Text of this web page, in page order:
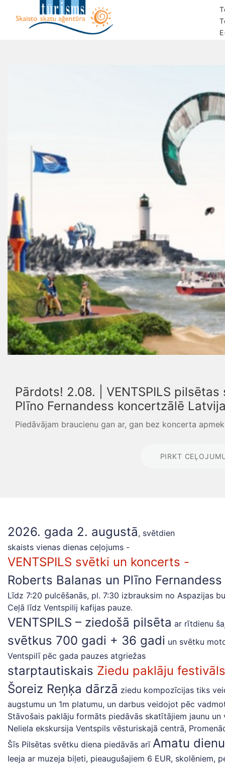
Pārdots! 2.08. | VENTSPILS
Plīno Fernandess koncertzālē
Piedāvājam braucienu gan ar, gan bez koncerta
PIRKT
2026. gada 2. augustā, svētdien
skaists vienas dienas ceļojums -
VENTSPILS svētki un koncerts -
Roberts Balanas un Plīno
Līdz 7:20 pulcēšanās, pl. 7:30 izbrauksim no Aspazijas
Ceļā līdz Ventspilij kafijas pauze.
VENTSPILS – ziedošā pilsēta ar rītdienu
svētkus 700 gadi + 36 gadi un svētku
Ventspilī pēc gada pauzes atgriežas
starptautiskais Ziedu paklāju festivāls
Šoreiz Reņķa dārzā ziedu kompozīcijas tiks
augstumu un 1m platumu, un darbus veidojot pēc
Stāvošais paklāju formāts piedāvās skatītājiem jaunu
Neliela ekskursija Ventspils vēsturiskajā centrā,
Šīs Pilsētas svētku diena piedāvās arī Amatu
Ieeja ar muzeja biļeti, pieaugušajiem 6 EUR,